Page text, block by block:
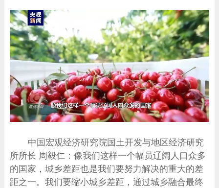
中国宏观经济研究院国土开发与地区经济研究
所所长 周毅仁：像我们这样一个幅员辽阔人口众多
的国家，城乡差距也是我们要努力解决的重大的差
距之一。我们要缩小城乡差距，通过城乡融合最终